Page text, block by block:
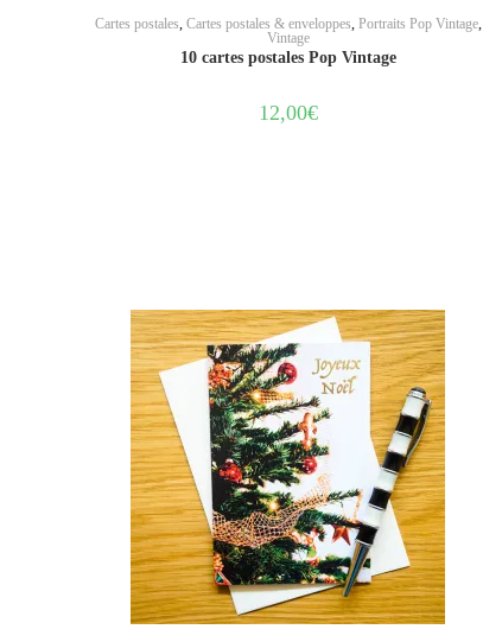
AJOUTER AU PANIER
Cartes postales, Cartes postales & enveloppes, Portraits Pop Vintage,
Vintage
10 cartes postales Pop Vintage
12,00€